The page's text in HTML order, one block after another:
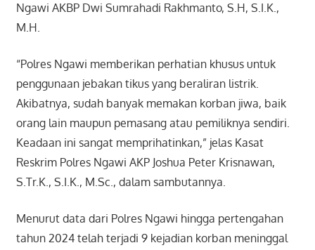
Ngawi AKBP Dwi Sumrahadi Rakhmanto, S.H, S.I.K.,
M.H.
“Polres Ngawi memberikan perhatian khusus untuk
penggunaan jebakan tikus yang beraliran listrik.
Akibatnya, sudah banyak memakan korban jiwa, baik
orang lain maupun pemasang atau pemiliknya sendiri.
Keadaan ini sangat memprihatinkan,” jelas Kasat
Reskrim Polres Ngawi AKP Joshua Peter Krisnawan,
S.Tr.K., S.I.K., M.Sc., dalam sambutannya.
Menurut data dari Polres Ngawi hingga pertengahan
tahun 2024 telah terjadi 9 kejadian korban meninggal